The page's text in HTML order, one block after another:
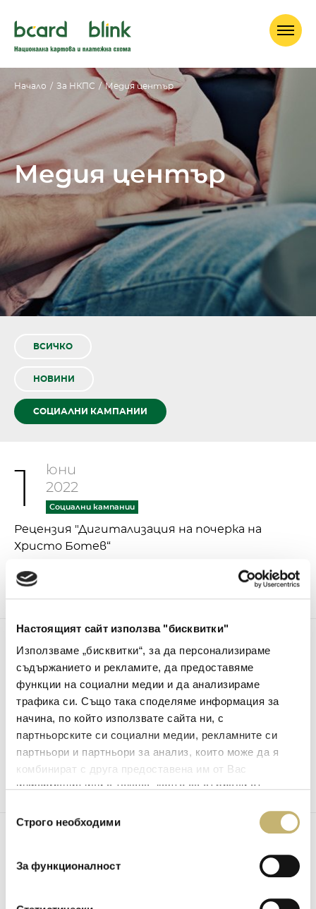
Настоящият сайт използва "бисквитки"
Използваме „бисквитки“, за да персонализираме
съдържанието и рекламите, да предоставяме
функции на социални медии и да анализираме
трафика си. Също така споделяме информация за
начина, по който използвате сайта ни, с
партньорските си социални медии, рекламните си
партньори и партньори за анализ, които може да я
комбинират с друга предоставена им от Вас
информация или с такава, която са събрали от
наСтрого необходими
За функционалност
Начало / За НКПС / Медия център
Медия център
ВСИЧКО
НОВИНИ
СОЦИАЛНИ КАМПАНИИ
юни
2022
Социални кампании
Рецензия "Дигитализация на почерка на
Христо Ботев“
24
юни
2021
Социални кампании
Националната картова и платежна схема
възражда почерка на Васил Левски чрез
дигитален шрифт
28
Bcard призовава: „Носи българското в себе си“!